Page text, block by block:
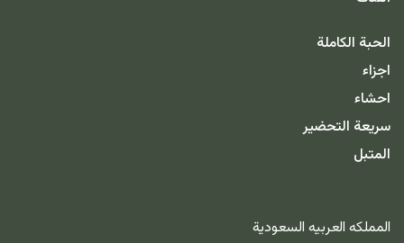
الحبة الكاملة
اجزاء
احشاء
سريعة التحضير
المتبل
المملكه العربيه السعودية